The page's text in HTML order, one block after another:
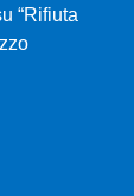
“Rifiuta